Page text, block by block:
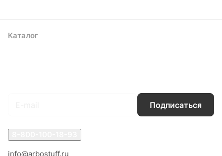
Каталог
Подписаться
info@arbostuff.ru